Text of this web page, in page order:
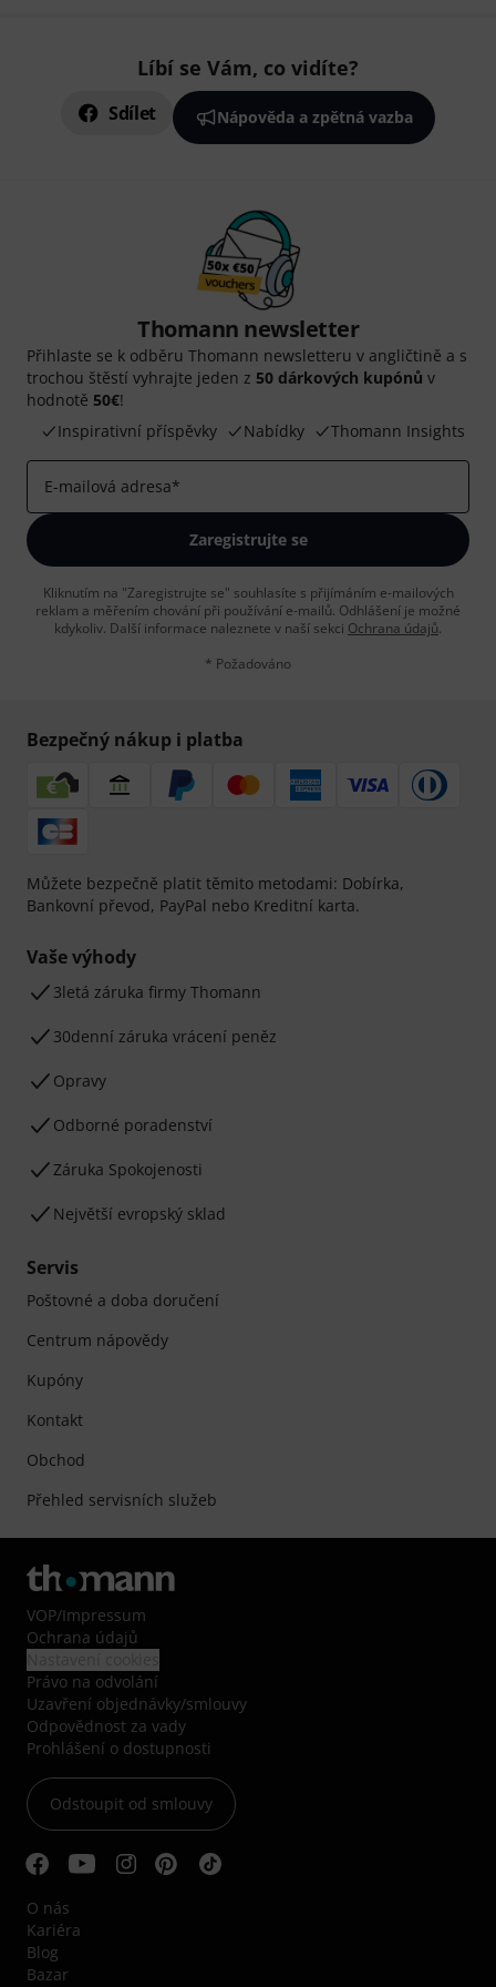
Líbí se Vám, co vidíte?
Sdílet Nápověda a zpětná vazba
Thomann newsletter
Přihlaste se k odběru Thomann newsletteru v angličtině a s
trochou štěstí vyhrajte jeden z 50 dárkových kupónů v
hodnotě 50€!
Inspirativní příspěvky
Nabídky Thomann Insights
E-mailová adresa*
Zaregistrujte se
Kliknutím na "Zaregistrujte se" souhlasíte s přijímáním e-mailových
reklam a měřením chování při používání e-mailů. Odhlášení je možné
kdykoliv. Další informace naleznete v naší sekci Ochrana údajů.
* Požadováno
Bezpečný nákup i platba
Můžete bezpečně platit těmito metodami: Dobírka,
Bankovní převod, PayPal nebo Kreditní karta.
Vaše výhody
3letá záruka firmy Thomann
30denní záruka vrácení peněz
Opravy
Odborné poradenství
Záruka Spokojenosti
Největší evropský sklad
Servis
Poštovné a doba doručení
Centrum nápovědy
Kupóny
Kontakt
Obchod
Přehled servisních služeb
VOP/Impressum
Ochrana údajů
Právo na odvolání
Uzavření objednávky/smlouvy
Odpovědnost za vady
Prohlášení o dostupnosti
Odstoupit od smlouvy
O nás
Kariéra
Blog
Bazar